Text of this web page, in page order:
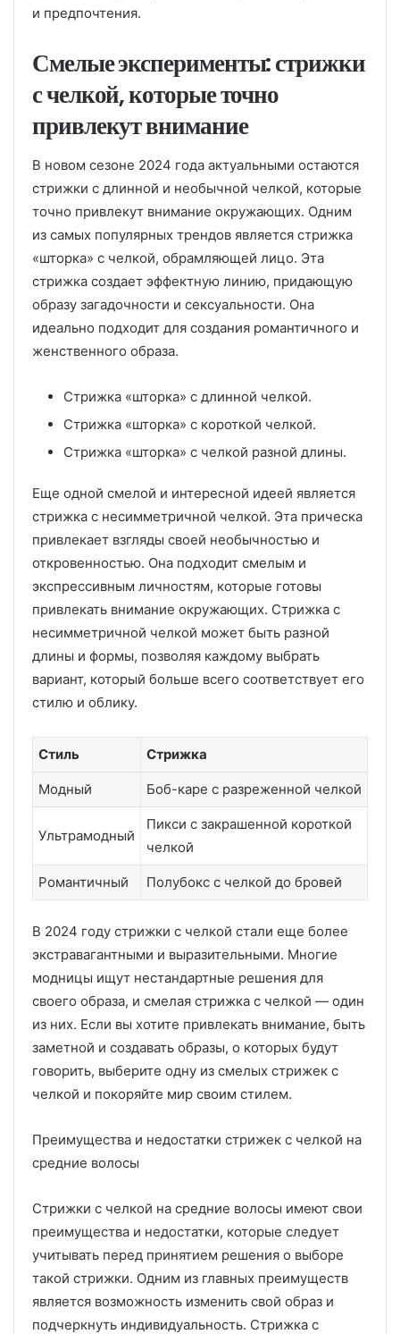
и предпочтения.
Смелые эксперименты: стрижки
с челкой, которые точно
привлекут внимание
В новом сезоне 2024 года актуальными остаются
стрижки с длинной и необычной челкой, которые
точно привлекут внимание окружающих. Одним
из самых популярных трендов является стрижка
«шторка» с челкой, обрамляющей лицо. Эта
стрижка создает эффектную линию, придающую
образу загадочности и сексуальности. Она
идеально подходит для создания романтичного и
женственного образа.
Стрижка «шторка» с длинной челкой.
Стрижка «шторка» с короткой челкой.
Стрижка «шторка» с челкой разной длины.
Еще одной смелой и интересной идеей является
стрижка с несимметричной челкой. Эта прическа
привлекает взгляды своей необычностью и
откровенностью. Она подходит смелым и
экспрессивным личностям, которые готовы
привлекать внимание окружающих. Стрижка с
несимметричной челкой может быть разной
длины и формы, позволяя каждому выбрать
вариант, который больше всего соответствует его
стилю и облику.
Стиль Стрижка
Модный Боб-каре с разреженной челкой
Ультрамодный
Пикси с закрашенной короткой
челкой
Романтичный Полубокс с челкой до бровей
В 2024 году стрижки с челкой стали еще более
экстравагантными и выразительными. Многие
модницы ищут нестандартные решения для
своего образа, и смелая стрижка с челкой — один
из них. Если вы хотите привлекать внимание, быть
заметной и создавать образы, о которых будут
говорить, выберите одну из смелых стрижек с
челкой и покоряйте мир своим стилем.
Преимущества и недостатки стрижек с челкой на
средние волосы
Стрижки с челкой на средние волосы имеют свои
преимущества и недостатки, которые следует
учитывать перед принятием решения о выборе
такой стрижки. Одним из главных преимуществ
является возможность изменить свой образ и
подчеркнуть индивидуальность. Стрижка с